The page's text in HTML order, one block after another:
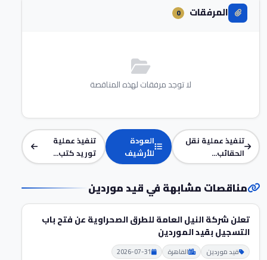
المرفقات 0
لا توجد مرفقات لهذه المناقصة
تنفيذ عملية نقل
الحقائب...
العودة
للأرشيف
تنفيذ عملية
توريد كتب...
مناقصات مشابهة في قيد موردين
تعلن شركة النيل العامة للطرق الصحراوية عن فتح باب
التسجيل بقيد الموردين
قيد موردين القاهرة 2026-07-31